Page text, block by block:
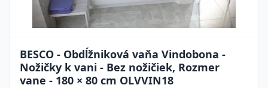
BESCO - Obdĺžniková vaňa Vindobona -
Nožičky k vani - Bez nožičiek, Rozmer
vane - 180 × 80 cm OLVVIN18